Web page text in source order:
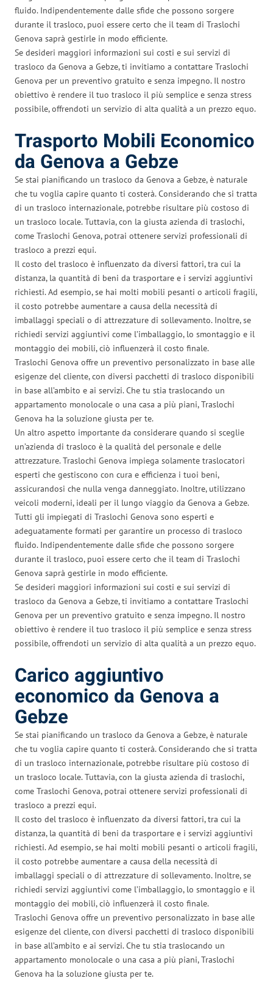
fluido. Indipendentemente dalle sfide che possono sorgere
durante il trasloco, puoi essere certo che il team di Traslochi
Genova saprà gestirle in modo efficiente.
Se desideri maggiori informazioni sui costi e sui servizi di
trasloco da Genova a Gebze, ti invitiamo a contattare Traslochi
Genova per un preventivo gratuito e senza impegno. Il nostro
obiettivo è rendere il tuo trasloco il più semplice e senza stress
possibile, offrendoti un servizio di alta qualità a un prezzo equo.
Trasporto Mobili Economico
da Genova a Gebze
Se stai pianificando un trasloco da Genova a Gebze, è naturale
che tu voglia capire quanto ti costerà. Considerando che si tratta
di un trasloco internazionale, potrebbe risultare più costoso di
un trasloco locale. Tuttavia, con la giusta azienda di traslochi,
come Traslochi Genova, potrai ottenere servizi professionali di
trasloco a prezzi equi.
Il costo del trasloco è influenzato da diversi fattori, tra cui la
distanza, la quantità di beni da trasportare e i servizi aggiuntivi
richiesti. Ad esempio, se hai molti mobili pesanti o articoli fragili,
il costo potrebbe aumentare a causa della necessità di
imballaggi speciali o di attrezzature di sollevamento. Inoltre, se
richiedi servizi aggiuntivi come l’imballaggio, lo smontaggio e il
montaggio dei mobili, ciò influenzerà il costo finale.
Traslochi Genova offre un preventivo personalizzato in base alle
esigenze del cliente, con diversi pacchetti di trasloco disponibili
in base all’ambito e ai servizi. Che tu stia traslocando un
appartamento monolocale o una casa a più piani, Traslochi
Genova ha la soluzione giusta per te.
Un altro aspetto importante da considerare quando si sceglie
un’azienda di trasloco è la qualità del personale e delle
attrezzature. Traslochi Genova impiega solamente traslocatori
esperti che gestiscono con cura e efficienza i tuoi beni,
assicurandosi che nulla venga danneggiato. Inoltre, utilizzano
veicoli moderni, ideali per il lungo viaggio da Genova a Gebze.
Tutti gli impiegati di Traslochi Genova sono esperti e
adeguatamente formati per garantire un processo di trasloco
fluido. Indipendentemente dalle sfide che possono sorgere
durante il trasloco, puoi essere certo che il team di Traslochi
Genova saprà gestirle in modo efficiente.
Se desideri maggiori informazioni sui costi e sui servizi di
trasloco da Genova a Gebze, ti invitiamo a contattare Traslochi
Genova per un preventivo gratuito e senza impegno. Il nostro
obiettivo è rendere il tuo trasloco il più semplice e senza stress
possibile, offrendoti un servizio di alta qualità a un prezzo equo.
Carico aggiuntivo
economico da Genova a
Gebze
Se stai pianificando un trasloco da Genova a Gebze, è naturale
che tu voglia capire quanto ti costerà. Considerando che si tratta
di un trasloco internazionale, potrebbe risultare più costoso di
un trasloco locale. Tuttavia, con la giusta azienda di traslochi,
come Traslochi Genova, potrai ottenere servizi professionali di
trasloco a prezzi equi.
Il costo del trasloco è influenzato da diversi fattori, tra cui la
distanza, la quantità di beni da trasportare e i servizi aggiuntivi
richiesti. Ad esempio, se hai molti mobili pesanti o articoli fragili,
il costo potrebbe aumentare a causa della necessità di
imballaggi speciali o di attrezzature di sollevamento. Inoltre, se
richiedi servizi aggiuntivi come l’imballaggio, lo smontaggio e il
montaggio dei mobili, ciò influenzerà il costo finale.
Traslochi Genova offre un preventivo personalizzato in base alle
esigenze del cliente, con diversi pacchetti di trasloco disponibili
in base all’ambito e ai servizi. Che tu stia traslocando un
appartamento monolocale o una casa a più piani, Traslochi
Genova ha la soluzione giusta per te.